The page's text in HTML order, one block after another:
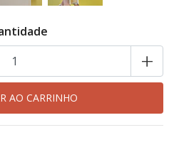
+